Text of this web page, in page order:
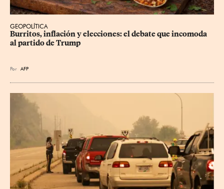
GEOPOLÍTICA
Burritos, inflación y elecciones: el debate que incomoda
al partido de Trump
Por AFP